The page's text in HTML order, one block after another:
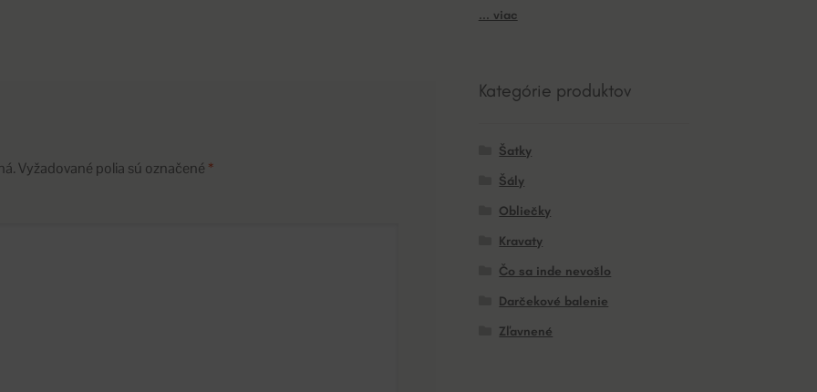
Vyžadované polia sú označené *
VOPRED: 7,20€.
... viac
Kategórie produktov
Šatky
Šály
Obliečky
Kravaty
Čo sa inde nevošlo
Darčekové balenie
Zľavnené